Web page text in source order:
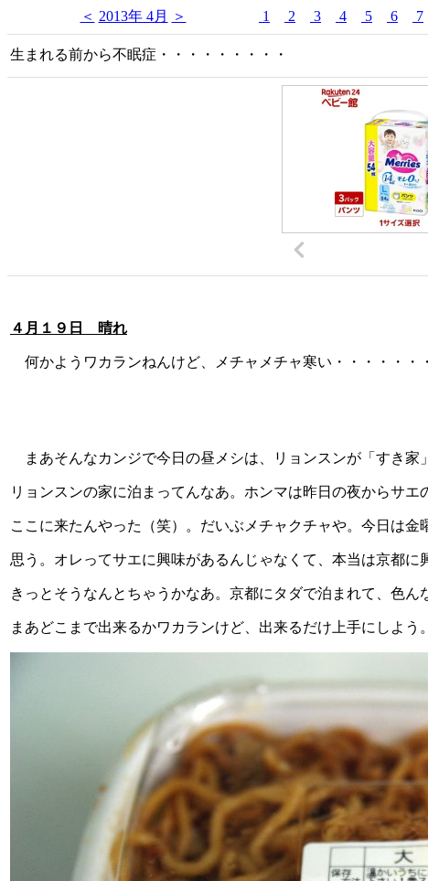
＜ 2013年 4月 ＞ 1 2 3 4 5 6 7
生まれる前から不眠症・・・・・・・・・
４月１９日 晴れ
何かようワカランねんけど、メチャメチャ寒い・・・・・
まあそんなカンジで今日の昼メシは、リョンスンが「すき
リョンスンの家に泊まってんなあ。ホンマは昨日の夜からサ
ここに来たんやった（笑）。だいぶメチャクチャや。今日は
思う。オレってサエに興味があるんじゃなくて、本当は京都
きっとそうなんとちゃうかなあ。京都にタダで泊まれて、色
まあどこまで出来るかワカランけど、出来るだけ上手にしよう